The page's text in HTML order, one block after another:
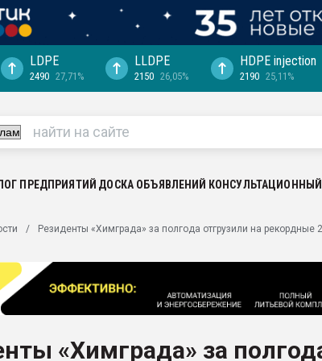
выходит на
рынке
LDPE
2490 27,71%
LLDPE
2150 26,05%
HDPE injection
2190 25,11%
ПРЕДПРИЯТИЙ ДОСКА ОБЪЯВЛЕНИЙ
Резиденты «Химграда» за полгода отгрузили на рекордные
«Химграда» за